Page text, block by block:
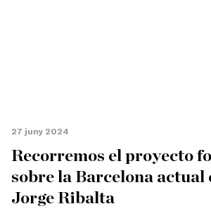
27 juny 2024
Recorremos el proyecto
sobre la Barcelona actual
Jorge Ribalta